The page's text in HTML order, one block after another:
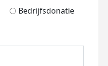
Bedrijfsdonatie